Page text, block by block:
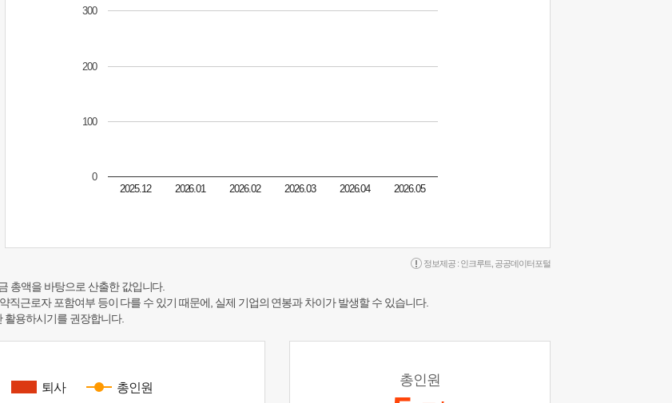
2025.12 2026.01 2026.02 2026.03 2026.04 2026.05
0
100
200
300
정보제공 : 인크루트 공공데이터포털
총액을 바탕으로 산출한 값입니다.
직근로자 포함여부 등이 다를 수 있기 때문에, 실제 기업의 연봉과 차이가 발생할 수 있습니다.
활용하시기를 권장합니다.
퇴사 총인원 총인원